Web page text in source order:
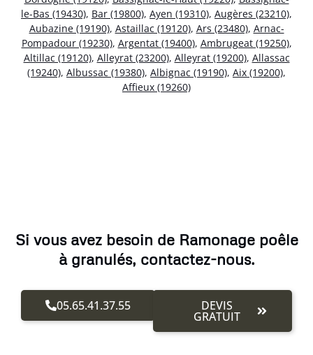
le-Bas (19430), Bar (19800), Ayen (19310), Augères (23210),
Aubazine (19190), Astaillac (19120), Ars (23480), Arnac-
Pompadour (19230), Argentat (19400), Ambrugeat (19250),
Altillac (19120), Alleyrat (23200), Alleyrat (19200), Allassac
(19240), Albussac (19380), Albignac (19190), Aix (19200),
Affieux (19260)
Si vous avez besoin de Ramonage poêle
à granulés, contactez-nous.
05.65.41.37.55 DEVIS
GRATUIT